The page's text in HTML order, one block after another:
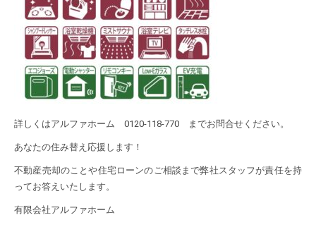
詳しくはアルファホーム 0120-118-770 までお問合せください。
あなたの住み替え応援します！
不動産売却のことや住宅ローンのご相談まで弊社スタッフが責任を持
ってお答えいたします。
有限会社アルファホーム